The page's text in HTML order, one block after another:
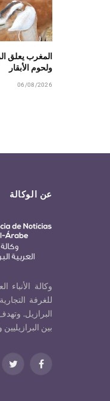
المغرب يعلق
ولحوم الأبقار
06/08/2026
عن الوكالة
للغرفة
البرازيل.
بين
فيسبوكتويتر